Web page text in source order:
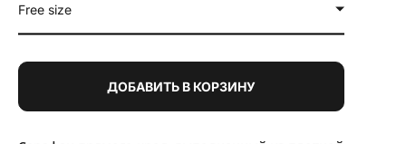
Free size
ДОБАВИТЬ В КОРЗИНУ